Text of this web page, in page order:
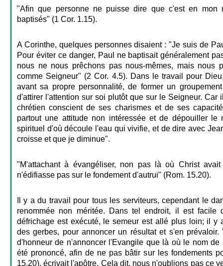
"Afin que personne ne puisse dire que c'est en mon
baptisés" (1 Cor. 1.15).
A Corinthe, quelques personnes disaient : "Je suis de
Pour éviter ce danger, Paul ne baptisait généralement
nous ne nous prêchons pas nous-mêmes, mais nous
comme Seigneur" (2 Cor. 4.5). Dans le travail pour
avant sa propre personnalité, de former un
d'attirer l'attention sur soi plutôt que sur le Seigneur. Car
chrétien conscient de ses charismes et de ses
partout une attitude non intéressée et de dépouiller le
spirituel d'où découle l'eau qui vivifie, et de dire avec
croisse et que je diminue".
"M'attachant à évangéliser, non pas là où Christ
n'édifiasse pas sur le fondement d'autrui" (Rom. 15.20).
Il y a du travail pour tous les serviteurs, cependant le
renommée non méritée. Dans tel endroit, il est facile
défrichage est exécuté, le semeur est allé plus loin; il y
des gerbes, pour annoncer un résultat et s'en
d'honneur de n'annoncer l'Evangile que là où le nom de
été prononcé, afin de ne pas bâtir sur les fondements
15.20), écrivait l'apôtre. Cela dit, nous n'oublions pas ce